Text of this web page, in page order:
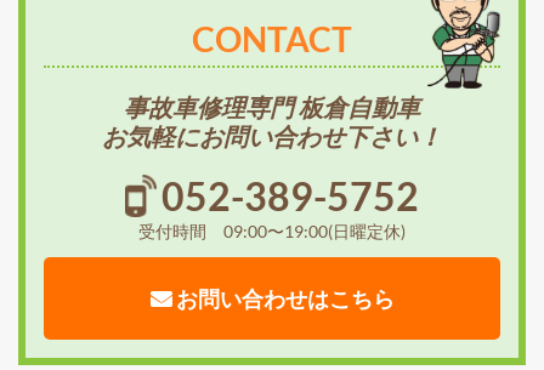
CONTACT
事故車修理専門 板倉自動車
お気軽にお問い合わせ下さい！
052-389-5752
受付時間 09:00〜19:00(日曜定休)
お問い合わせはこちら